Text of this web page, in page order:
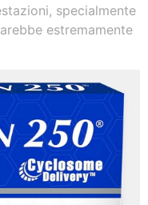
specialmente
estremamente